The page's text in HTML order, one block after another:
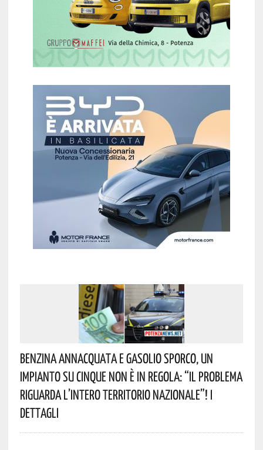
Benzina Annacquata E Gasolio Sporco, Un
Impianto Su Cinque Non È In Regola: “il Problema
Riguarda L’intero Territorio Nazionale”! I
Dettagli